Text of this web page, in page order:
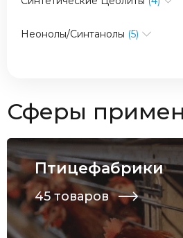
Неонолы/Синтанолы (5)
Сферы
Птицефабрики
45 товаров